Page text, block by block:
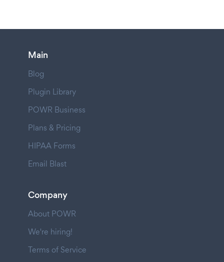
Main
Blog
Plugin Library
POWR Business
Plans & Pricing
HIPAA Forms
Email Blast
Company
About POWR
We're hiring!
Terms of Service